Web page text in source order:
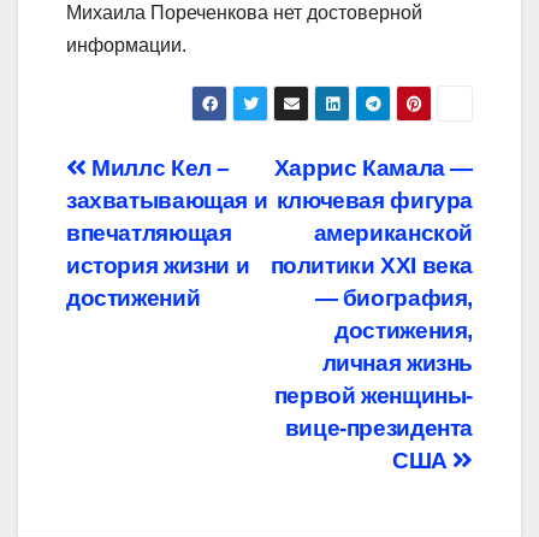
Михаила Пореченкова нет достоверной
информации.
Навигация
по
записям
Харрис Камала —
ключевая фигура
американской
политики XXI века
— биография,
достижения,
личная жизнь
первой женщины-
вице-президента
США
Миллс Кел –
захватывающая и
впечатляющая
история жизни и
достижений